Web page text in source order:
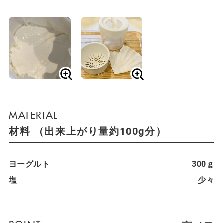
材料 （出来上がり量約100g分）
ヨーグルト
300ｇ
塩
少々